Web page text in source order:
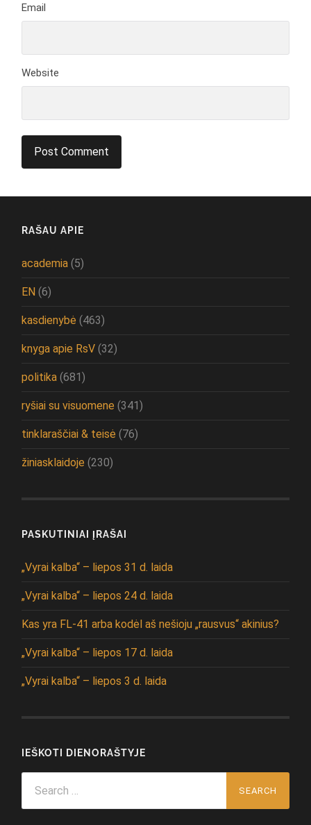
Email
Website
RAŠAU APIE
academia (5)
EN (6)
kasdienybė (463)
knyga apie RsV (32)
politika (681)
ryšiai su visuomene (341)
tinklaraščiai & teisė (76)
žiniasklaidoje (230)
PASKUTINIAI ĮRAŠAI
„Vyrai kalba“ – liepos 31 d. laida
„Vyrai kalba“ – liepos 24 d. laida
Kas yra FL-41 arba kodėl aš nešioju „rausvus“ akinius?
„Vyrai kalba“ – liepos 17 d. laida
„Vyrai kalba“ – liepos 3 d. laida
IEŠKOTI DIENORAŠTYJE
for: